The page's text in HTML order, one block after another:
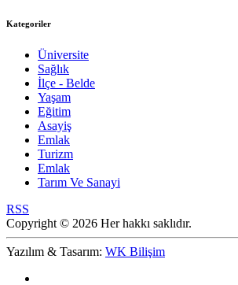
Kategoriler
Üniversite
Sağlık
İlçe - Belde
Yaşam
Eğitim
Asayiş
Emlak
Turizm
Emlak
Tarım Ve Sanayi
RSS
Copyright © 2026 Her hakkı saklıdır.
Yazılım & Tasarım: WK Bilişim